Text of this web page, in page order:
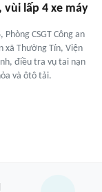
lấp 4 xe máy
CSGT Công an
xã Thường Tín, Viện
điều tra vụ tai nạn
và ôtô tải.